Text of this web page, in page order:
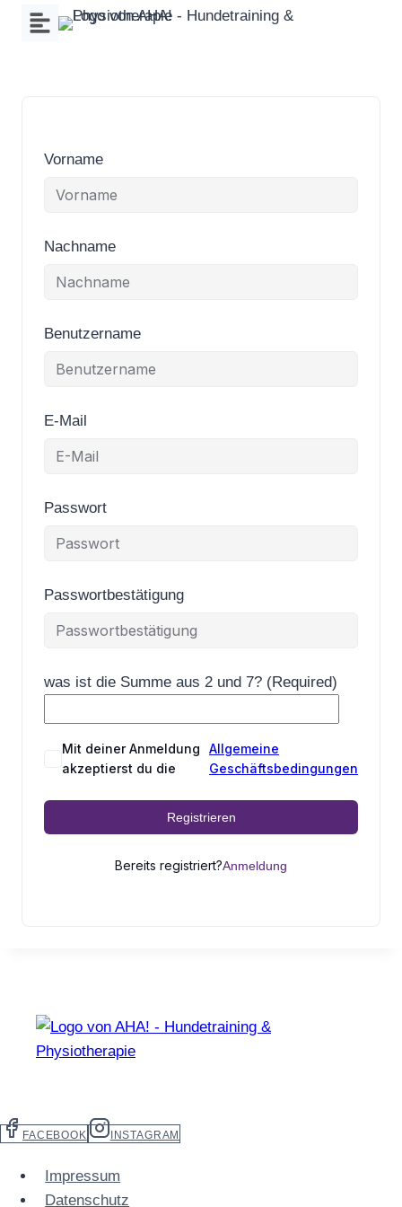
Inhalt
Vorname
Nachname
Benutzername
E-Mail
Passwort
Passwortbestätigung
was ist die Summe aus 2 und 7? (Required)
Mit deiner Anmeldung
akzeptierst du die
Allgemeine
Geschäftsbedingungen
Registrieren
Bereits registriert?Anmeldung
FACEBOOK INSTAGRAM
Impressum
Datenschutz